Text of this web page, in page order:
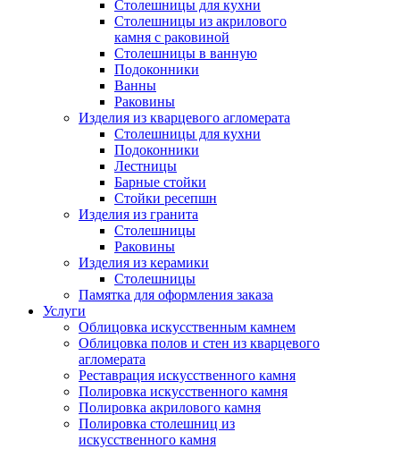
Столешницы для кухни
Столешницы из акрилового
камня с раковиной
Столешницы в ванную
Подоконники
Ванны
Раковины
Изделия из кварцевого агломерата
Столешницы для кухни
Подоконники
Лестницы
Барные стойки
Стойки ресепшн
Изделия из гранита
Столешницы
Раковины
Изделия из керамики
Столешницы
Памятка для оформления заказа
Услуги
Облицовка искусственным камнем
Облицовка полов и стен из кварцевого
агломерата
Реставрация искусственного камня
Полировка искусственного камня
Полировка акрилового камня
Полировка столешниц из
искусственного камня